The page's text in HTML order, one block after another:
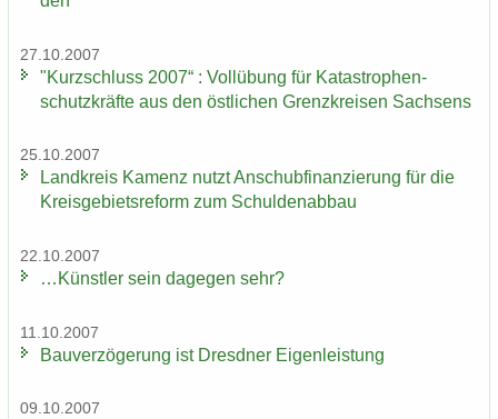
27.10.2007
"Kurz­schluss 2007“ : Voll­übung für Ka­ta­stro­phen­
schutz­kräf­te aus den öst­li­chen Grenz­krei­sen Sach­sens
25.10.2007
Land­kreis Ka­menz nutzt An­schub­fi­nan­zie­rung für die
Kreis­ge­biets­re­form zum Schul­den­ab­bau
22.10.2007
…Künst­ler sein da­ge­gen sehr?
11.10.2007
Bau­ver­zö­ge­rung ist Dresd­ner Ei­gen­leis­tung
09.10.2007